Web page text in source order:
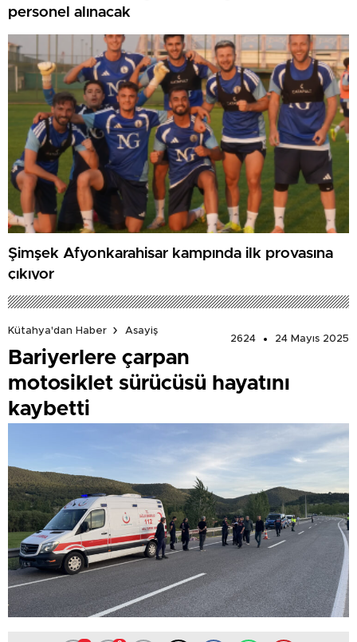
personel alınacak
Şimşek Afyonkarahisar kampında ilk provasına
çıkıyor
Kütahya'dan Haber
Asayiş
2624
24 Mayıs 2025
Bariyerlere çarpan
motosiklet sürücüsü hayatını
kaybetti